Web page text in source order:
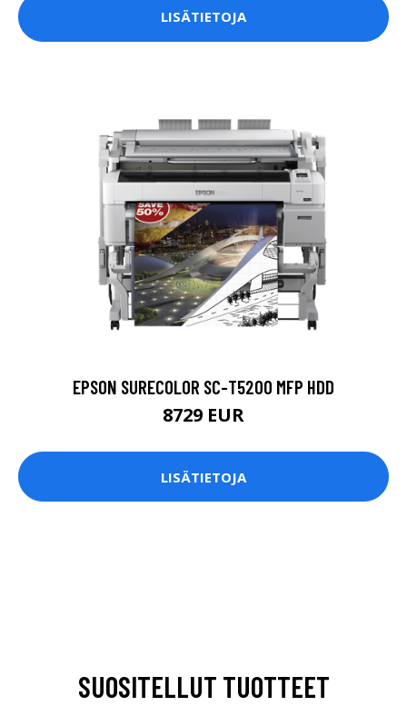
LISÄTIETOJA
EPSON SURECOLOR SC-T5200 MFP HDD
8729 EUR
LISÄTIETOJA
SUOSITELLUT TUOTTEET